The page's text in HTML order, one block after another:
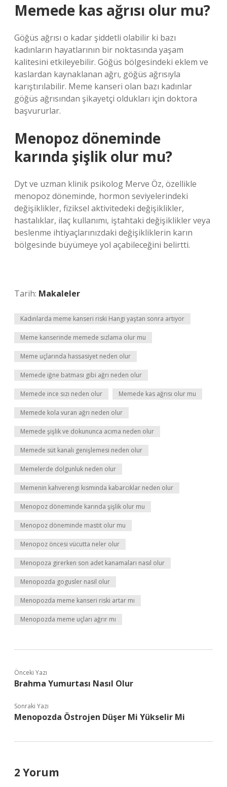
Memede kas ağrısı olur mu?
Göğüs ağrısı o kadar şiddetli olabilir ki bazı
kadınların hayatlarının bir noktasında yaşam
kalitesini etkileyebilir. Göğüs bölgesindeki eklem ve
kaslardan kaynaklanan ağrı, göğüs ağrısıyla
karıştırılabilir. Meme kanseri olan bazı kadınlar
göğüs ağrısından şikayetçi oldukları için doktora
başvururlar.
Menopoz döneminde
karında şişlik olur mu?
Dyt ve uzman klinik psikolog Merve Öz, özellikle
menopoz döneminde, hormon seviyelerindeki
değişiklikler, fiziksel aktivitedeki değişiklikler,
hastalıklar, ilaç kullanımı, iştahtaki değişiklikler veya
beslenme ihtiyaçlarınızdaki değişikliklerin karın
bölgesinde büyümeye yol açabileceğini belirtti.
Tarih: Makaleler
Kadınlarda meme kanseri riski Hangi yaştan sonra artıyor
Meme kanserinde memede sızlama olur mu
Meme uçlarında hassasiyet neden olur
Memede iğne batması gibi ağrı neden olur
Memede ince sızı neden olur Memede kas ağrısı olur mu
Memede kola vuran ağrı neden olur
Memede şişlik ve dokununca acıma neden olur
Memede süt kanalı genişlemesi neden olur
Memelerde dolgunluk neden olur
Memenin kahverengi kısmında kabarcıklar neden olur
Menopoz döneminde karında şişlik olur mu
Menopoz döneminde mastit olur mu
Menopoz öncesi vücutta neler olur
Menopoza girerken son adet kanamaları nasıl olur
Menopozda gogusler nasil olur
Menopozda meme kanseri riski artar mı
Menopozda meme uçları ağrır mı
Önceki Yazı
Brahma Yumurtası Nasıl Olur
Sonraki Yazı
Menopozda Östrojen Düşer Mi Yükselir Mi
2 Yorum